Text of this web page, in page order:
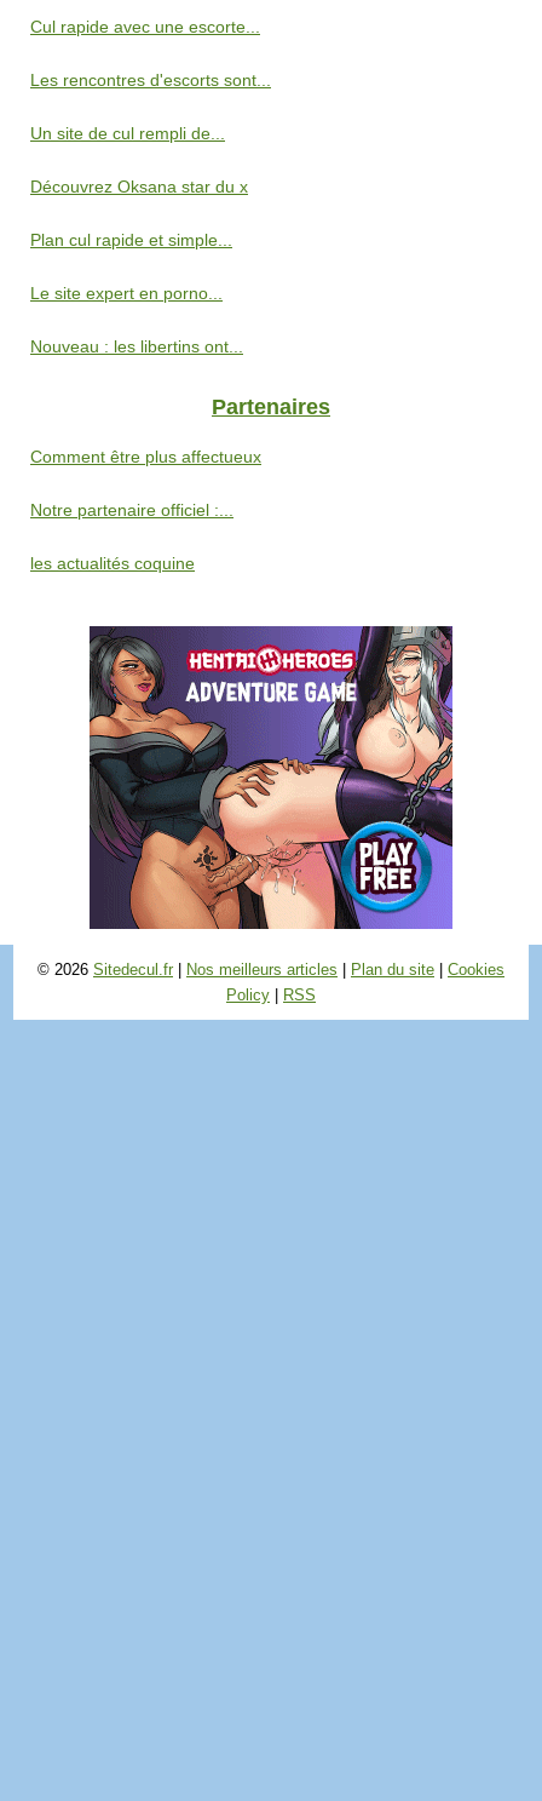
Cul rapide avec une escorte...
Les rencontres d'escorts sont...
Un site de cul rempli de...
Découvrez Oksana star du x
Plan cul rapide et simple...
Le site expert en porno...
Nouveau : les libertins ont...
Partenaires
Comment être plus affectueux
Notre partenaire officiel :...
les actualités coquine
© 2026 Sitedecul.fr| Nos meilleurs articles Plan du site
Cookies
Policy
RSS